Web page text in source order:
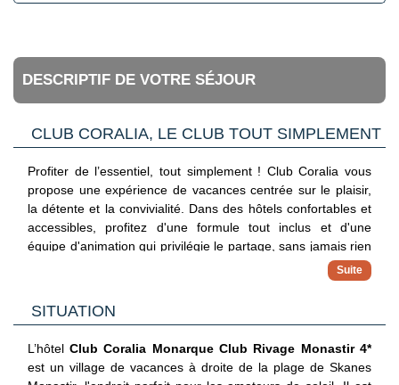
DESCRIPTIF DE VOTRE SÉJOUR
CLUB CORALIA, LE CLUB TOUT SIMPLEMENT
Profiter de l’essentiel, tout simplement ! Club Coralia vous
propose une expérience de vacances centrée sur le plaisir,
la détente et la convivialité. Dans des hôtels confortables et
accessibles, profitez d'une formule tout inclus et d'une
équipe d'animation qui privilégie le partage, sans jamais rien
imposer. Avec ce concept, vous vivez vos vacances à votre
Séjournez dans des adresses sélectionnées pour leur
confort, leur situation et leur bon rapport qualité/prix
✓ Formule tout inclus
Maîtrisez votre budget avec une offre complète incluant vols,
SITUATION
L’hôtel Club Coralia Monarque Club Rivage Monastir 4*
est un village de vacances à droite de la plage de Skanes